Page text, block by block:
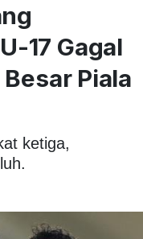
17 Gagal
Piala
ketiga,